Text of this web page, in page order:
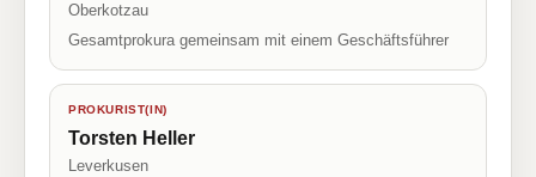
Oberkotzau
Gesamtprokura gemeinsam mit einem Geschäftsführer
PROKURIST(IN)
Torsten Heller
Leverkusen